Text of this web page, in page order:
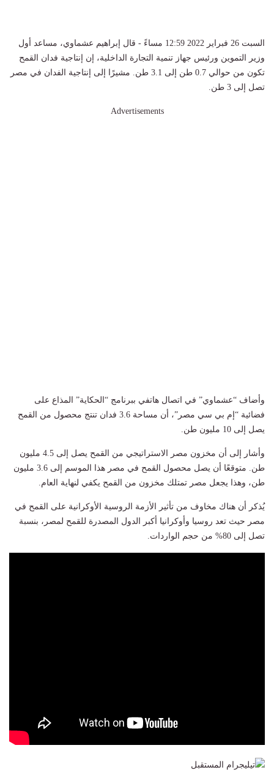
السبت 26 فبراير 2022 12:59 مساءً - قال إبراهيم عشماوي، مساعد أول
وزير التموين ورئيس جهاز تنمية التجارة الداخلية، إن إنتاجية فدان القمح
تكون من حوالي 0.7 طن إلى 3.1 طن. مشيرًا إلى إنتاجية الفدان في مصر
تصل إلى 3 طن.
Advertisements
وأضاف “عشماوي” في اتصال هاتفي ببرنامج “الحكاية” المذاع على
فضائية “إم بي سي مصر”، أن مساحة 3.6 فدان تنتج محصول من القمح
يصل إلى 10 مليون طن.
وأشار إلى أن مخزون مصر الاستراتيجي من القمح يصل إلى 4.5 مليون
طن. متوقعًا أن يصل محصول القمح في مصر هذا الموسم إلى 3.6 مليون
طن، وهذا يجعل مصر تمتلك مخزون من القمح يكفي لنهاية العام.
يُذكر أن هناك مخاوف من تأثير الأزمة الروسية الأوكرانية على القمح في
مصر حيث تعد روسيا وأوكرانيا أكبر الدول المصدرة للقمح لمصر، بنسبة
تصل إلى 80% من حجم الواردات.